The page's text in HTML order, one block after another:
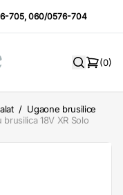
705,060/0576-704
(0)
/ Ugaone brusilice
brusilica 18V XR Solo